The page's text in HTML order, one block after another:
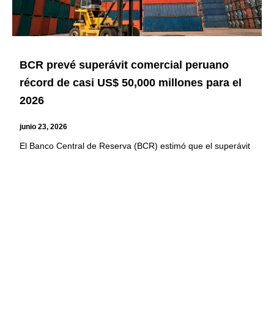
BCR prevé superávit comercial peruano
récord de casi US$ 50,000 millones para el
2026
junio 23, 2026
El Banco Central de Reserva (BCR) estimó que el superávit